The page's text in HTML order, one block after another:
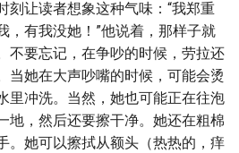
刻让读者想象这种气味：“我郑重
，有我没她！”他说着，那样子就
不要忘记，在争吵的时候，劳拉还
当她在大声吵嘴的时候，可能会烫
里冲洗。当然，她也可能正在往泡
地，然后还要擦干净。她还在粗棉
。她可以擦拭从额头（热热的，痒